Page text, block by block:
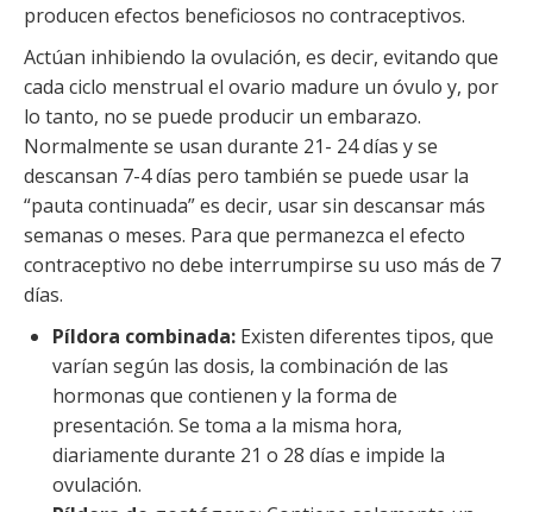
producen efectos beneficiosos no contraceptivos.
Actúan inhibiendo la ovulación, es decir, evitando que
cada ciclo menstrual el ovario madure un óvulo y, por
lo tanto, no se puede producir un embarazo.
Normalmente se usan durante 21- 24 días y se
descansan 7-4 días pero también se puede usar la
“pauta continuada” es decir, usar sin descansar más
semanas o meses. Para que permanezca el efecto
contraceptivo no debe interrumpirse su uso más de 7
días.
Píldora combinada: Existen diferentes tipos, que
varían según las dosis, la combinación de las
hormonas que contienen y la forma de
presentación. Se toma a la misma hora,
diariamente durante 21 o 28 días e impide la
ovulación.